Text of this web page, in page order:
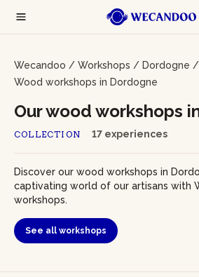
Wecandoo / Workshops / Dordogne /
Wood workshops in Dordogne
COLLECTION 17 experiences
Our wood workshops
Discover our wood workshops in
captivating world of our artisans with
workshops.
See all workshops